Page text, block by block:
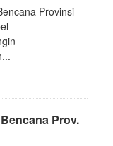
Provinsi
Prov.